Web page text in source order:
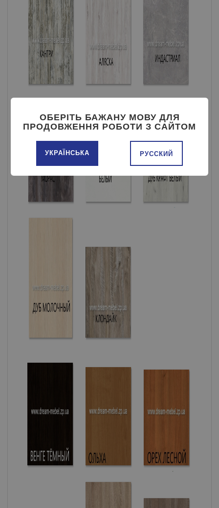
ОБЕРІТЬ БАЖАНУ МОВУ ДЛЯ
ПРОДОВЖЕННЯ РОБОТИ З САЙТОМ
УКРАЇНСЬКА РУССКИЙ